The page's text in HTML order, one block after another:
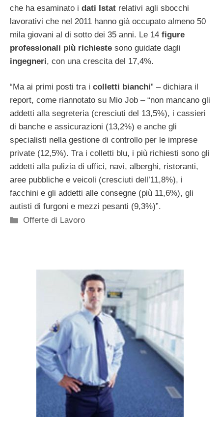
che ha esaminato i dati Istat relativi agli sbocchi
lavorativi che nel 2011 hanno già occupato almeno 50
mila giovani al di sotto dei 35 anni. Le 14 figure
professionali più richieste sono guidate dagli
ingegneri, con una crescita del 17,4%.
“Ma ai primi posti tra i colletti bianchi” – dichiara il
report, come riannotato su Mio Job – “non mancano gli
addetti alla segreteria (cresciuti del 13,5%), i cassieri
di banche e assicurazioni (13,2%) e anche gli
specialisti nella gestione di controllo per le imprese
private (12,5%). Tra i colletti blu, i più richiesti sono gli
addetti alla pulizia di uffici, navi, alberghi, ristoranti,
aree pubbliche e veicoli (cresciuti dell’11,8%), i
facchini e gli addetti alle consegne (più 11,6%), gli
autisti di furgoni e mezzi pesanti (9,3%)”.
Categorie
Offerte di Lavoro